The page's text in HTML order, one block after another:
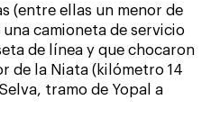
(entre ellas un menor de
camioneta de servicio
de línea y que chocaron
de la Niata (kilómetro 14
tramo de Yopal a